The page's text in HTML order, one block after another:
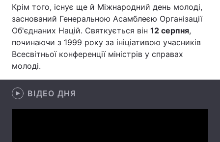
Здоров'я Туризм
Цікавинки Погода
Екологія Регіони
Лонгріди
Крім того, існує ще й Міжнародний день молоді,
заснований Генеральною Асамблеєю Організації
Об'єднаних Націй. Святкується він 12 серпня,
починаючи з 1999 року за ініціативою учасників
Всесвітньої конференції міністрів у справах
молоді.
ВІДЕО ДНЯ